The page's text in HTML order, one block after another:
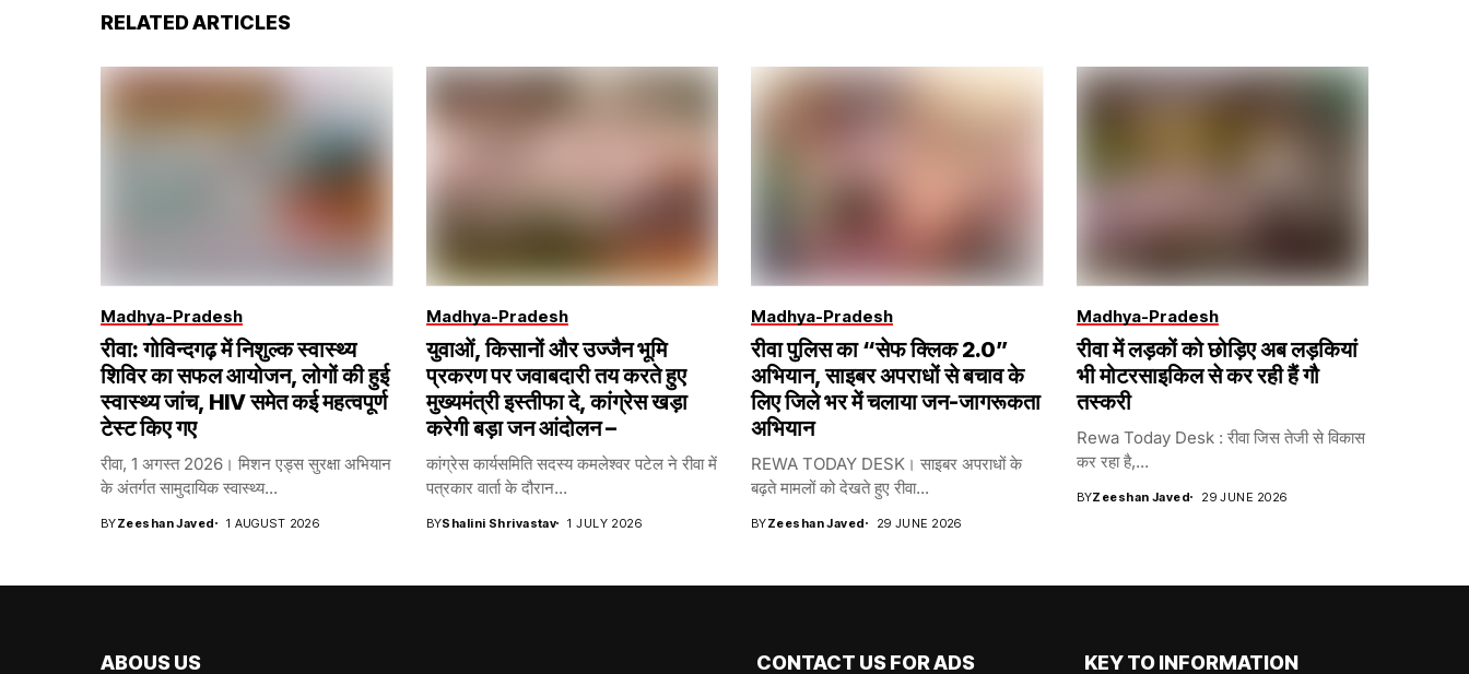
RELATED ARTICLES
Madhya-Pradesh
रीवा: गोविन्दगढ़ में निशुल्क स्वास्थ्य
शिविर का सफल आयोजन, लोगों की हुई
स्वास्थ्य जांच, HIV समेत कई महत्वपूर्ण
टेस्ट किए गए
रीवा, 1 अगस्त 2026। मिशन एड्स सुरक्षा अभियान
के अंतर्गत सामुदायिक स्वास्थ्य...
BYZeeshan Javed 1 AUGUST 2026
Madhya-Pradesh
युवाओं, किसानों और उज्जैन भूमि
प्रकरण पर जवाबदारी तय करते हुए
मुख्यमंत्री इस्तीफा दे, कांग्रेस खड़ा
करेगी बड़ा जन आंदोलन –
कांग्रेस कार्यसमिति सदस्य कमलेश्वर पटेल ने रीवा में
पत्रकार वार्ता के दौरान...
BYShalini Shrivastav 1 JULY 2026
Madhya-Pradesh
रीवा पुलिस का “सेफ क्लिक 2.0”
अभियान, साइबर अपराधों से बचाव के
लिए जिले भर में चलाया जन-जागरूकता
अभियान
REWA TODAY DESK। साइबर अपराधों के
बढ़ते मामलों को देखते हुए रीवा...
BYZeeshan Javed 29 JUNE 2026
Madhya-Pradesh
रीवा में लड़कों को छोड़िए अब लड़कियां
भी मोटरसाइकिल से कर रही हैं गौ
तस्करी
Rewa Today Desk : रीवा जिस तेजी से विकास
कर रहा है,...
BYZeeshan Javed 29 JUNE 2026
ABOUS US CONTACT US FOR ADS KEY TO INFORMATION